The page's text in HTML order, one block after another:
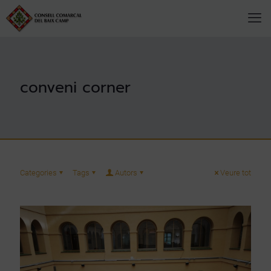
conveni corner
Categories Tags Autors Veure tot